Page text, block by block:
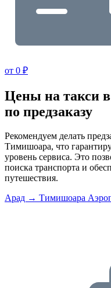
от 0 ₽
Цены на такси
по предзаказу
Рекомендуем делать
Тимишоара, что
уровень сервиса. Это
поиска транспорта и
путешествия.
Арад → Тимишоара